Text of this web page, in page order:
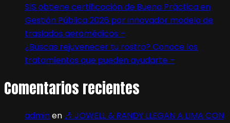
SIS obtiene certificación de Buena Práctica en
Gestión Pública 2026 por innovador modelo de
traslados aeromédicos –
¿Buscas rejuvenecer tu rostro? Conoce los
tratamientos que pueden ayudarte –
Comentarios recientes
adminen 🎶 JOWELL & RANDY LLEGAN A LIMA CON